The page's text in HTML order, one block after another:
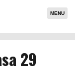
MENU
29